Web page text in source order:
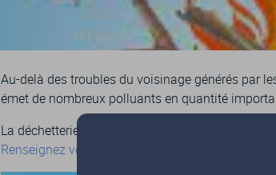
Au-delà des troubles du voisinage générés par
émet de nombreux polluants en quantité
La déchetterie est à votre disposition pour
Renseignez vous